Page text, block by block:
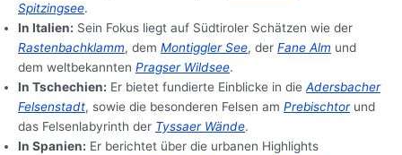
Spitzingsee.
In Italien: Sein Fokus liegt auf Südtiroler Schätzen wie der
Rastenbachklamm, dem Montiggler See, der Fane Alm und
dem weltbekannten Pragser Wildsee.
In Tschechien: Er bietet fundierte Einblicke in die Adersbacher
Felsenstadt, sowie die besonderen Felsen am Prebischtorund
das Felsenlabyrinth der Tyssaer Wände.
In Spanien: Er berichtet über die urbanen Highlights